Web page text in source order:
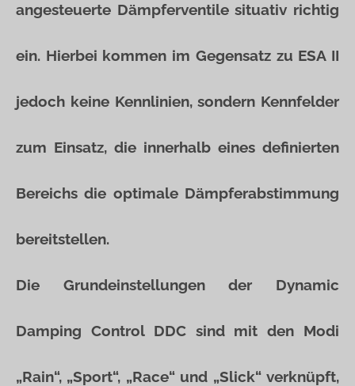
angesteuerte Dämpferventile situativ richtig
ein. Hierbei kommen im Gegensatz zu ESA II
jedoch keine Kennlinien, sondern Kennfelder
zum Einsatz, die innerhalb eines definierten
Bereichs die optimale Dämpferabstimmung
bereitstellen.
Die Grundeinstellungen der Dynamic
Damping Control DDC sind mit den Modi
„Rain“, „Sport“, „Race“ und „Slick“ verknüpft,